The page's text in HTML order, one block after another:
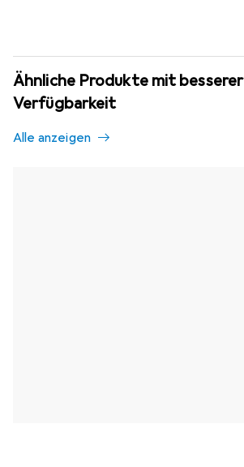
Ähnliche Produkte mit besserer
Verfügbarkeit
Alle anzeigen